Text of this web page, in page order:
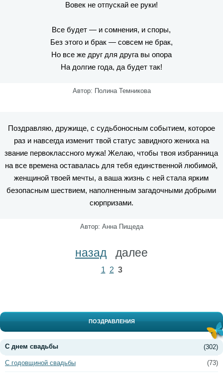
Вовек не отпускай ее руки!
Все будет — и сомнения, и споры,
Без этого и брак — совсем не брак,
Но все же друг для друга вы опора
На долгие года, да будет так!
Автор: Полина Темникова
Поздравляю, дружище, с судьбоносным событием, которое
раз и навсегда изменит твой статус завидного жениха на
звание первоклассного мужа! Желаю, чтобы твоя избранница
на все времена оставалась для тебя единственной любимой,
женщиной твоей мечты, а ваша жизнь с ней стала ярким
безопасным шествием, наполненным загадочными добрыми
сюрпризами.
Автор: Анна Пищеда
назад далее
1 2 3
ПОЗДРАВЛЕНИЯ
(302)
С днем свадьбы
(73)
С годовщиной свадьбы